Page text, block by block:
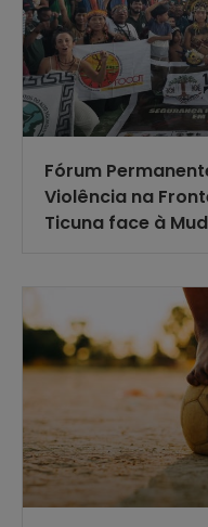
Fórum
Violência na
Ticuna face à